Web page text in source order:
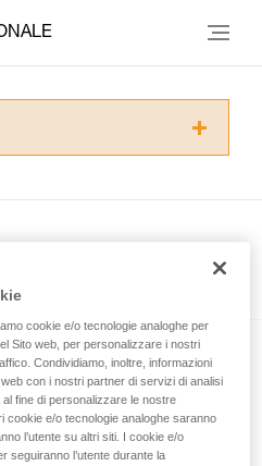
specifico.
la vostra
manovra, da soli, in piena
riprodurla autonomamente.
tecniche relative alla vostra
esistere altre che non
RL
frontale potente,
leggera e ricaricabile,
della tecnologia
LIGHTING®. 1100
cookie e/o tecnologie analoghe per
Sito web, per personalizzare i nostri
Condividiamo, inoltre, informazioni
con i nostri partner di servizi di analisi
fine di personalizzare le nostre
cookie e/o tecnologie analoghe saranno
l’utente su altri siti. I cookie e/o
seguiranno l’utente durante la